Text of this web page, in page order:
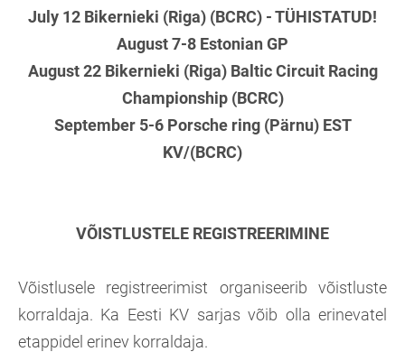
July 12 Bikernieki (Riga) (BCRC) - TÜHISTATUD!
August 7-8 Estonian GP
August 22 Bikernieki (Riga) Baltic Circuit Racing
Championship (BCRC)
September 5-6 Porsche ring (Pärnu) EST
KV/(BCRC)
VÕISTLUSTELE REGISTREERIMINE
Võistlusele registreerimist organiseerib võistluste
korraldaja. Ka Eesti KV sarjas võib olla erinevatel
etappidel erinev korraldaja.